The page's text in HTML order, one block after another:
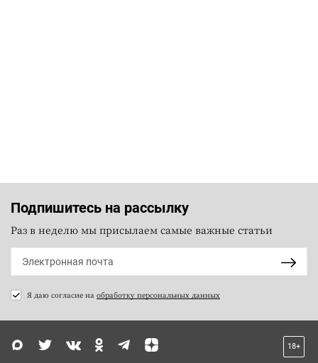
Подпишитесь на рассылку
Раз в неделю мы присылаем самые важные статьи
Я даю согласие на обработку персональных данных
18+